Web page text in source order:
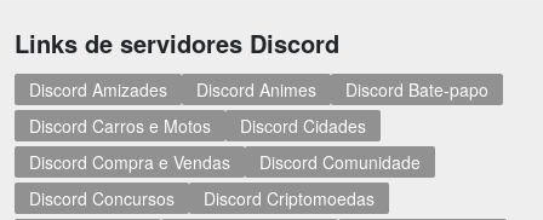
Links de servidores Discord
Discord Amizades Discord Animes
Discord Bate-papo
Discord Carros e Motos
Discord Cidades
Discord Compra e Vendas
Discord Comunidade
Discord Concursos
Discord Criptomoedas